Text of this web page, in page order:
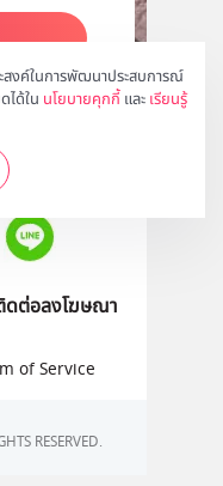
งค์ในการพัฒนาประสบการณ์
ได้ใน นโยบายคุกกี้ และ เรียนรู้
ที่
ดต่อลงโฆษณา
of Service
RESERVED.